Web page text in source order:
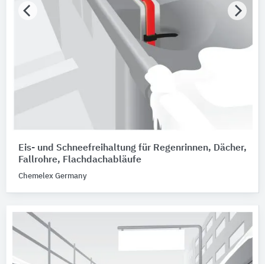
Eis- und Schneefreihaltung für Regenrinnen, Dächer,
Fallrohre, Flachdachabläufe
Chemelex Germany